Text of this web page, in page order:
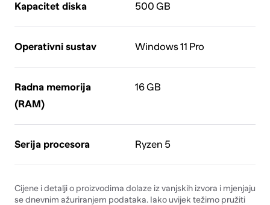
Kapacitet diska 500 GB
Operativni sustav Windows 11 Pro
Radna memorija
(RAM)
16 GB
Serija procesora Ryzen 5
Cijene i detalji o proizvodima dolaze iz vanjskih izvora i mjenjaju
se dnevnim ažuriranjem podataka. Iako uvijek težimo pružiti